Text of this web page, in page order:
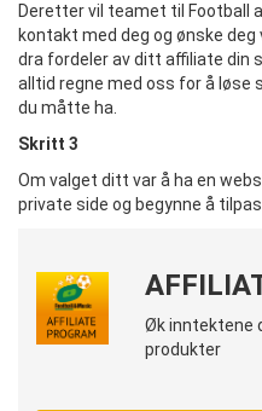
Deretter vil teamet til Football
kontakt med deg og ønske
dra fordeler av ditt affiliate din
alltid regne med oss for å løse
du måtte ha.
Skritt 3
Om valget ditt var å ha en
private side og begynne å
Øk inntektene
produkter